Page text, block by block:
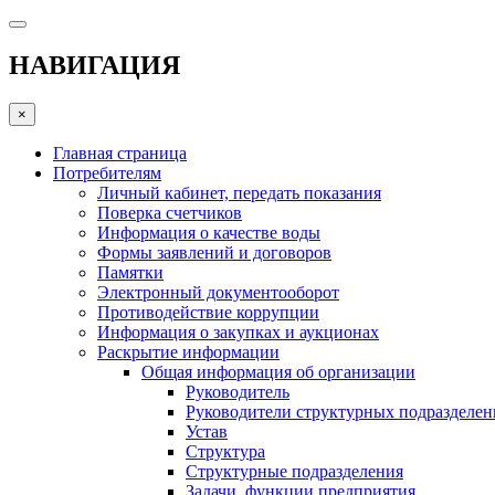
НАВИГАЦИЯ
×
Главная страница
Потребителям
Личный кабинет, передать показания
Поверка счетчиков
Информация о качестве воды
Формы заявлений и договоров
Памятки
Электронный документооборот
Противодействие коррупции
Информация о закупках и аукционах
Раскрытие информации
Общая информация об организации
Руководитель
Руководители структурных
Устав
Структура
Структурные подразделения
Задачи, функции предприятия